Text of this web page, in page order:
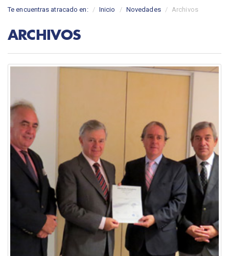
Te encuentras atracado en: Inicio Novedades Archivos
ARCHIVOS